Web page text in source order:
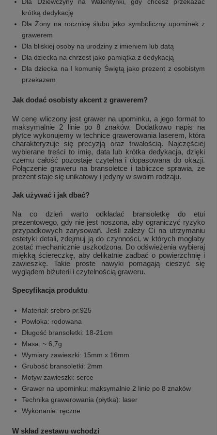
+2
Zobacz więcej
Dla Dziewczyny na Walentynki, gdy chcesz przekazać
krótką dedykację
Dla Żony na rocznicę ślubu jako symboliczny upominek z
grawerem
Dla bliskiej osoby na urodziny z imieniem lub datą
Dla dziecka na chrzest jako pamiątka z dedykacją
Dla dziecka na I komunię Świętą jako prezent z osobistym
przekazem
Jak dodać osobisty akcent z grawerem?
W cenę wliczony jest grawer na upominku, a jego format to
maksymalnie 2 linie po 8 znaków. Dodatkowo napis na
płytce wykonujemy w technice grawerowania laserem, która
charakteryzuje się precyzją oraz trwałością. Najczęściej
wybierane treści to imię, data lub krótka dedykacja, dzięki
czemu całość pozostaje czytelna i dopasowana do okazji.
Połączenie graweru na bransoletce i tabliczce sprawia, że
prezent staje się unikatowy i jedyny w swoim rodzaju.
Jak używać i jak dbać?
Na co dzień warto odkładać bransoletkę do etui
prezentowego, gdy nie jest noszona, aby ograniczyć ryzyko
przypadkowych zarysowań. Jeśli zależy Ci na utrzymaniu
estetyki detali, zdejmuj ją do czynności, w których mogłaby
zostać mechanicznie uszkodzona. Do odświeżenia wybieraj
miękką ściereczkę, aby delikatnie zadbać o powierzchnię i
zawieszkę. Takie proste nawyki pomagają cieszyć się
wyglądem biżuterii i czytelnością graweru.
Specyfikacja produktu
Materiał: srebro pr.925
Powłoka: rodowana
Długość bransoletki: 18-21cm
Masa: ~ 6,7g
Wymiary zawieszki: 15mm x 16mm
Grubość bransoletki: 2mm
Motyw zawieszki: serce
Grawer na upominku: maksymalnie 2 linie po 8 znaków
Technika grawerowania (płytka): laser
Wykonanie: ręczne
W skład zestawu wchodzi